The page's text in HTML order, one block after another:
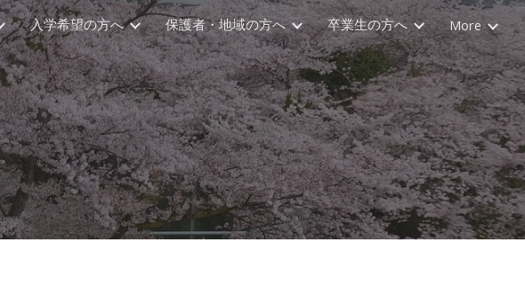
Skip to navigation
入学希望の方へ 保護者・地域の方へ 卒業生の方へ More